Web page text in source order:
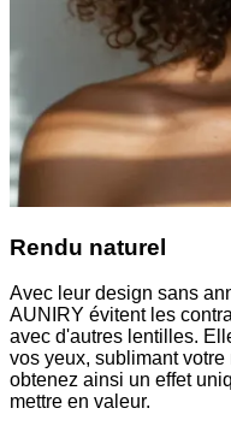
Rendu naturel
Avec leur design sans
AUNIRY évitent les
avec d'autres lentilles.
vos yeux, sublimant
obtenez ainsi un effet
mettre en valeur.